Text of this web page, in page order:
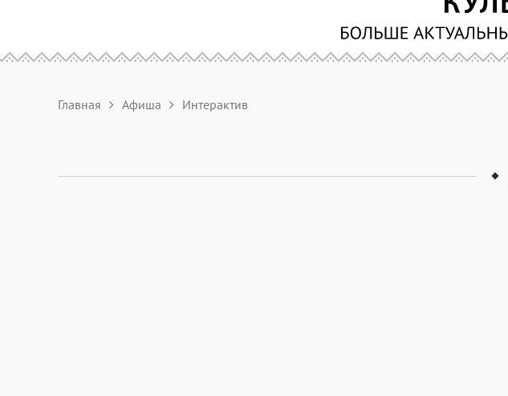
Главная Афиша Интерактив